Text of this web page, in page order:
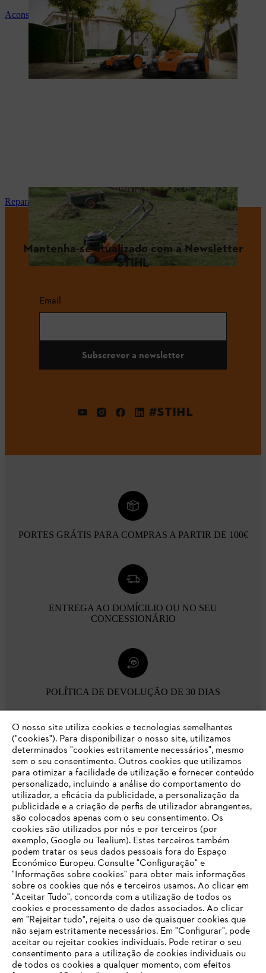
Aconselhamento e instruções sobre os produtos
Reparação e manutenção
Mantenha-se atualizado com a Newsletter
STIHL
Email
Subscrever a newsletter
#STIHL
PORTES GRÁTIS PARA COMPRAS A PARTIR DE 100€
ENTREGA AO DOMÍCILIO OU NO SEU
CONCESSIONÁRIO
POLÍTICA DE DEVOLUÇÃO DE 30 DIAS
Opções de pagamento
Empresa
FAQs Loja Online
Contacto
O SEU NAVEGADOR NÃO SUPORTA
ESTE WEBSITE
Está utilizar um navegador que ainda não suportamos. Para
obter o melhor uso de nosso site, recomendamos que altere
para um dos seguintes navegadores:
O nosso site utiliza cookies e tecnologias semelhantes
("cookies"). Para disponibilizar o nosso site, utilizamos
determinados "cookies estritamente necessários", mesmo
sem o seu consentimento. Outros cookies que utilizamos
para otimizar a facilidade de utilização e fornecer conteúdo
personalizado, incluindo a análise do comportamento do
utilizador, a eficácia da publicidade, a personalização da
publicidade e a criação de perfis de utilizador abrangentes,
são colocados apenas com o seu consentimento. Os
cookies são utilizados por nós e por terceiros (por
exemplo, Google ou Tealium). Estes terceiros também
podem tratar os seus dados pessoais fora do Espaço
Económico Europeu. Consulte "Configuração" e
"Informações sobre cookies" para obter mais informações
sobre os cookies que nós e terceiros usamos. Ao clicar em
"Aceitar Tudo", concorda com a utilização de todos os
cookies e processamento de dados associados. Ao clicar
em "Rejeitar tudo", rejeita o uso de quaisquer cookies que
não sejam estritamente necessários. Em "Configurar", pode
aceitar ou rejeitar cookies individuais. Pode retirar o seu
consentimento para a utilização de cookies individuais ou
de todos os cookies a qualquer momento, com efeitos